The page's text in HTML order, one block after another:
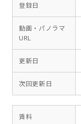
登録日
動画・パノラマ
URL
更新日
次回更新日
賃料